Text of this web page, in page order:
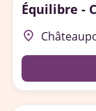
Équilibre -
place